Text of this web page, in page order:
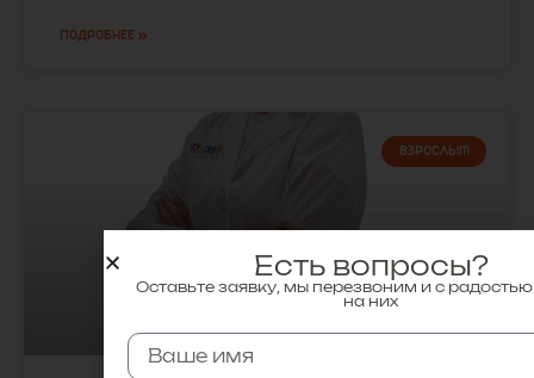
ПОДРОБНЕЕ »
ВЗРОСЛЫМ
Есть вопросы?
Оставьте заявку, мы перезвоним и с
на них